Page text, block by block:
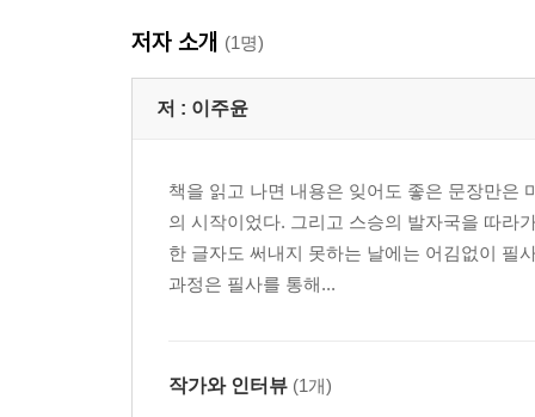
저자 소개 (1명)
저 : 이주윤
책을 읽고 나면 내용은 잊어도 좋은 문장만은
의 시작이었다. 그리고 스승의 발자국을 따라
한 글자도 써내지 못하는 날에는 어김없이 필
과정은 필사를 통해...
작가와 인터뷰 (1개)